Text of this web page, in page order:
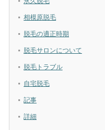
相模原脱毛
脱毛の適正時期
脱毛サロンについて
脱毛トラブル
自宅脱毛
記事
詳細